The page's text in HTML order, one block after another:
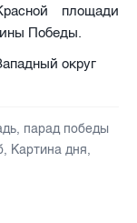
площади
Победы.
округ
, парад победы
, Картина дня,